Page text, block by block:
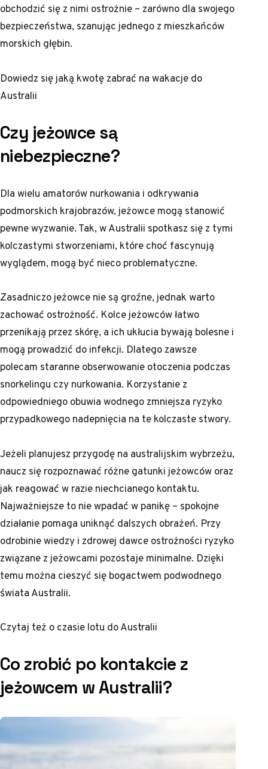
obchodzić się z nimi ostrożnie – zarówno dla swojego
bezpieczeństwa, szanując jednego z mieszkańców
morskich głębin.
Dowiedz sięjaką kwotę zabrać na wakacje do
Australii
Czy jeżowce są
niebezpieczne?
Dla wielu amatorów nurkowania i odkrywania
podmorskich krajobrazów, jeżowce mogą stanowić
pewne wyzwanie. Tak, w Australii spotkasz się z tymi
kolczastymi stworzeniami, które choć fascynują
wyglądem, mogą być nieco problematyczne.
Zasadniczo jeżowce nie są groźne, jednak warto
zachować ostrożność. Kolce jeżowców łatwo
przenikają przez skórę, a ich ukłucia bywają bolesne i
mogą prowadzić do infekcji. Dlatego zawsze
polecam staranne obserwowanie otoczenia podczas
snorkelingu czy nurkowania. Korzystanie z
odpowiedniego obuwia wodnego zmniejsza ryzyko
przypadkowego nadepnięcia na te kolczaste stwory.
Jeżeli planujesz przygodę na australijskim wybrzeżu,
naucz się rozpoznawać różne gatunki jeżowców oraz
jak reagować w razie niechcianego kontaktu.
Najważniejsze to nie wpadać w panikę – spokojne
działanie pomaga uniknąć dalszych obrażeń. Przy
odrobinie wiedzy i zdrowej dawce ostrożności ryzyko
związane z jeżowcami pozostaje minimalne. Dzięki
temu można cieszyć się bogactwem podwodnego
świata Australii.
Czytaj też oczasie lotu do Australii
Co zrobić po kontakcie z
jeżowcem w Australii?